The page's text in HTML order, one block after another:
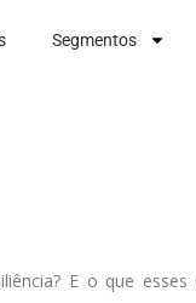
Segmentos
E o que